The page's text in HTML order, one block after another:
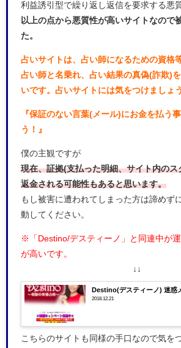
利益誘引型で繰り返し返信を要求する悪
以上の点から悪質性が高いサイトなので
た。
占いサイトは、占い師になるための資格
占い師と名乗れ、占い結果の真偽(詐欺)
いです。占いサイトには気をつけましょ
『保証のない言葉(メール)にお金を払う
う！』
僕の主観ですが
現在、証拠(支払った明細、サイト内のス
返金される可能性もあると思います。
もし被害に遭われてしまった方は諦めず
動してください。
※「Destino/デスティーノ」と同連中が
が高いです。
↓↓
Destino(デスティーノ) 迷惑
2018.12.21
こちらのサイトも同様の手口なので気を